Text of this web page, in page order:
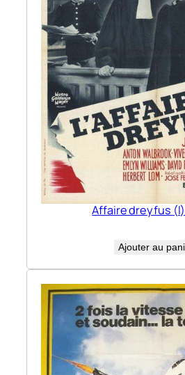
Affaire dreyfus
Ajouter au